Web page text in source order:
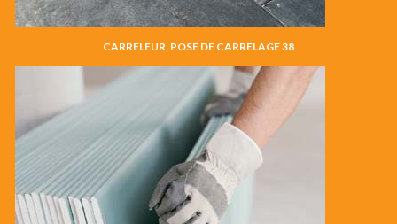
CARRELEUR, POSE DE CARRELAGE 38